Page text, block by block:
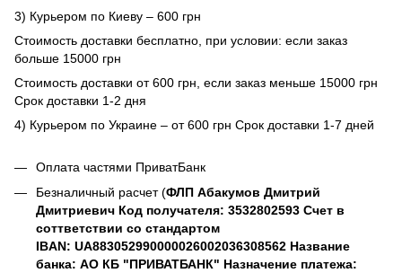
3) Курьером по Киеву – 600 грн
Стоимость доставки бесплатно, при условии: если заказ
больше 15000 грн
Стоимость доставки от 600 грн, если заказ меньше 15000 грн
Срок доставки 1-2 дня
4) Курьером по Украине – от 600 грн Срок доставки 1-7 дней
Оплата частями ПриватБанк
Безналичный расчет (ФЛП Абакумов Дмитрий
Дмитриевич Код получателя: 3532802593 Счет в
соттветствии со стандартом
IBAN: UA883052990000026002036308562 Название
банка: АО КБ "ПРИВАТБАНК" Назначение платежа: